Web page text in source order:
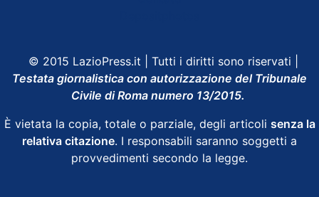
© 2015 LazioPress.it | Tutti i diritti sono riservati |
Testata giornalistica con autorizzazione del Tribunale
Civile di Roma numero 13/2015.
È vietata la copia, totale o parziale, degli articoli senza la
relativa citazione. I responsabili saranno soggetti a
provvedimenti secondo la legge.